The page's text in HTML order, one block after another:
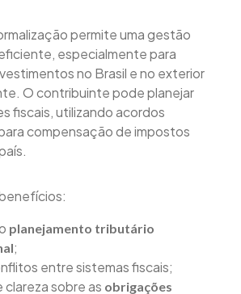
permite uma gestão
especialmente para
no Brasil e no exterior
O contribuinte pode planejar
fiscais, utilizando acordos
compensação de impostos
planejamento tributário
;
entre sistemas fiscais;
clareza sobre as obrigações